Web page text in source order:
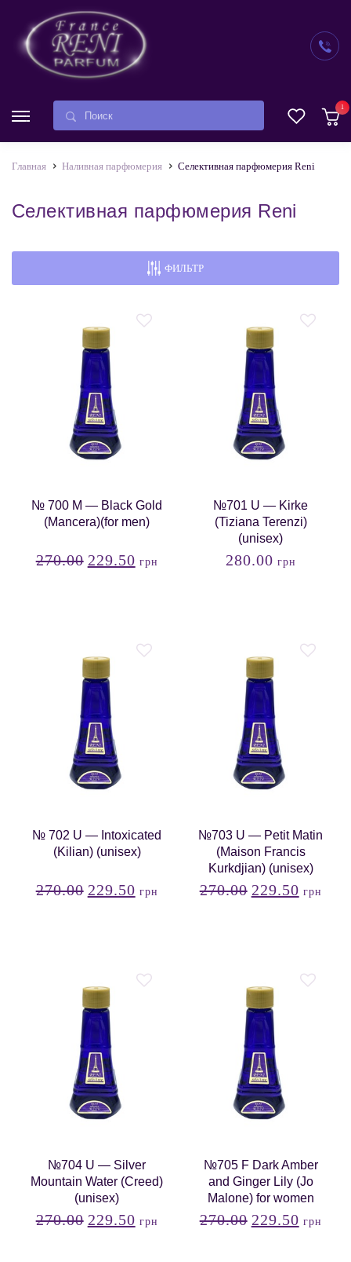
1
Главная Наливная парфюмерия Селективная парфюмерия Reni
Селективная парфюмерия Reni
ФИЛЬТР
№ 700 М — Black Gold
(Mancera)(for men)
270.00 229.50 грн
№701 U — Kirke
(Tiziana Terenzi)
(unisex)
280.00 грн
№ 702 U — Intoxicated
(Kilian) (unisex)
270.00 229.50 грн
№703 U — Petit Matin
(Maison Francis
Kurkdjian) (unisex)
270.00 229.50 грн
№704 U — Silver
Mountain Water (Creed)
(unisex)
270.00 229.50 грн
№705 F Dark Amber
and Ginger Lily (Jo
Malone) for women
270.00 229.50 грн